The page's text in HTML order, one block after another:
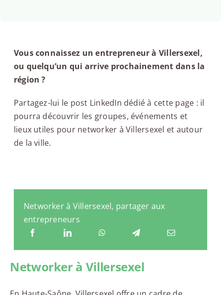
Vous connaissez un entrepreneur à Villersexel,
ou quelqu’un qui arrive prochainement dans la
région ?
Partagez-lui le post LinkedIn dédié à cette page : il
pourra découvrir les groupes, événements et
lieux utiles pour networker à Villersexel et autour
de la ville.
Networker à Villersexel, partager aux
entrepreneurs
Networker à Villersexel